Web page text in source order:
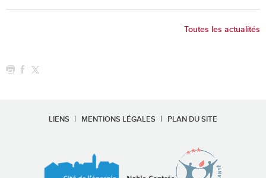
Toutes les actualités
LIENS MENTIONS LÉGALES PLAN DU SITE